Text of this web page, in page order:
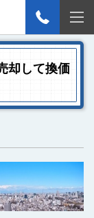
却して換価